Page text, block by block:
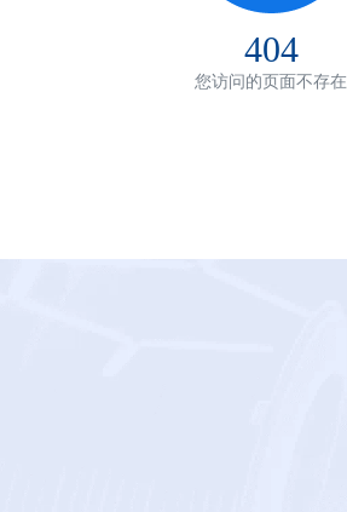
404
您访问的页面不存在